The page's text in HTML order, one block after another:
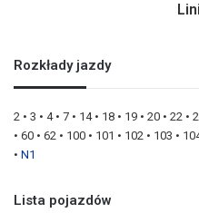
Rozkłady jazdy
2 • 3 • 4• 7 • 14• 18 • 19 • 20 • 22 •
• 60 • 62 • 100 • 101 • 102 • 103 •
• N1
Lista pojazdów